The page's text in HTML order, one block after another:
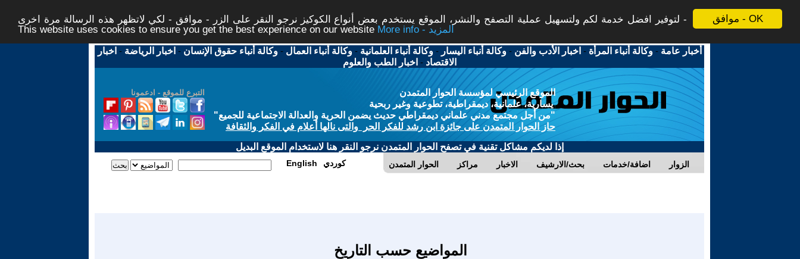
موافق - OK
لتوفير افضل خدمة لكم ولتسهيل عملية التصفح والنشر، الموقع يستخدم بعض أنواع الكوكيز نرجو النقر على الزر - موافق - لكي لاتظهر هذه الرسالة مرة اخرى -
This website uses cookies to ensure you get the best experience on our website
More info - المزيد
أخبار عامة -وكالة أنباء المرأة - اخبار الأدب والفن -وكالة أنباء اليسار -وكالة أنباء العلمانية -وكالة أنباء العمال -وكالة أنباء حقوق الإنسان - اخبار الرياضة - اخبار
الاقتصاد - اخبار الطب والعلوم
التبرع للموقع - ادعمونا
الموقع الرئيسي لمؤسسة الحوار المتمدن
يسارية، علمانية، ديمقراطية، تطوعية وغير ربحية
"من أجل مجتمع مدني علماني ديمقراطي حديث يضمن الحرية والعدالة الاجتماعية للجميع"
حاز الحوار المتمدن على جائزة ابن رشد للفكر الحر والتى نالها أعلام في الفكر والثقافة
إذا لديكم مشاكل تقنية في تصفح الحوار المتمدن نرجو النقر هنا لاستخدام الموقع البديل
الحوار المتمدن مراكز الاخبار بحث/الارشيف اضافة/خدمات الزوار English كوردي
المواضيع حسب التاريخ